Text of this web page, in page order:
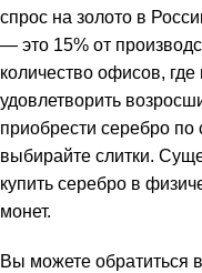
спрос на золото в
— это 15% от
количество офисов,
удовлетворить
приобрести серебро по
выбирайте слитки.
купить серебро в
монет.
Вы можете обратиться